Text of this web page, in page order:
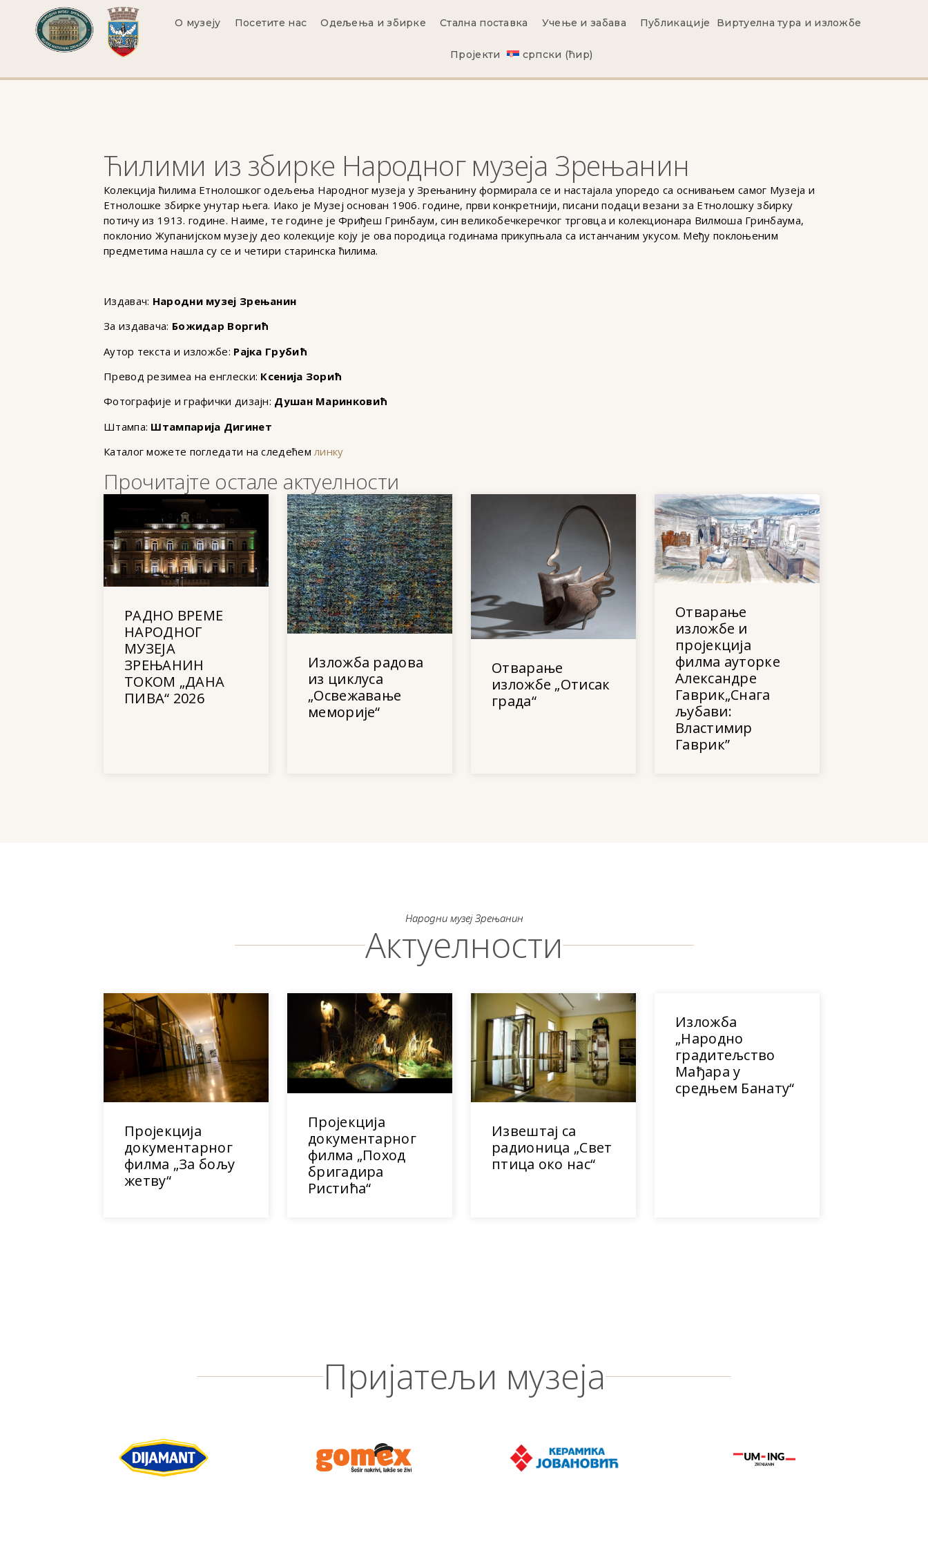
О музеју Посетите нас Одељења и збирке Стална поставка Учење и забава Публикације Виртуелна тура и изложбе
Пројекти српски (ћир)
Ћилими из збирке Народног музеја Зрењанин
Колекција ћилима Етнолошког одељења Народног музеја у Зрењанину формирала се и настајала упоредо са оснивањем самог Музеја и
Етнолошке збирке унутар њега. Иако је Музеј основан 1906. године, први конкретнији, писани подаци везани за Етнолошку збирку
потичу из 1913. године. Наиме, те године је Фриђеш Гринбаум, син великобечкеречког трговца и колекционара Вилмоша Гринбаума,
поклонио Жупанијском музеју део колекције коју је ова породица годинама прикупњала са истанчаним укусом. Међу поклоњеним
предметима нашла су се и четири старинска ћилима.
Издавач: Народни музеј Зрењанин
За издавача: Божидар Воргић
Аутор текста и изложбе: Рајка Грубић
Превод резимеа на енглески: Ксенија Зорић
Фотографије и графички дизајн: Душан Маринковић
Штампа: Штампарија Дигинет
Каталог можете погледати на следећемлинку
Прочитајте остале актуелности
РАДНО ВРЕМЕ
НАРОДНОГ
МУЗЕЈА
ЗРЕЊАНИН
ТОКОМ „ДАНА
ПИВА“ 2026
Изложба радова
из циклуса
„Освежавање
меморије“
Отварање
изложбе „Отисак
града“
Отварање
изложбе и
пројекција
филма ауторке
Александре
Гаврик„Снага
љубави:
Властимир
Гаврик”
Народни музеј Зрењанин
Актуелности
Пројекција
документарног
филма „За бољу
жетву“
Пројекција
документарног
филма „Поход
бригадира
Ристића“
Извештај са
радионица „Свет
птица око нас“
Изложба
„Народно
градитељство
Мађара у
средњем Банату“
Пријатељи музеја